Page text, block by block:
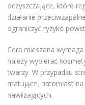
oczyszczające, które
działanie
ograniczyć ryzyko
Cera mieszana
należy wybierać
twarzy. W przypadku
matujące, natomiast
nawilżających.